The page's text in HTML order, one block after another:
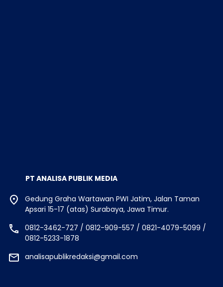
PT ANALISA PUBLIK MEDIA
Gedung Graha Wartawan PWI Jatim, Jalan Taman
Apsari 15-17 (atas) Surabaya, Jawa Timur.
0812-3462-727 / 0812-909-557 / 0821-4079-5099 /
0812-5233-1878
analisapublikredaksi@gmail.com